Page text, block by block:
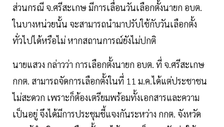
ส่วนกรณี จ.ศรีสะเกษ มีการเลื่อนวันเลือกตั้งนายก อบต.
ในบางหน่วยนั้น จะสามารถนำมาปรับใช้กับวันเลือกตั้ง
ทั่วไปได้หรือไม่ หากสถานการณ์ยังไม่ปกติ
นายแสวง กล่าวว่า การเลือกตั้งนายก อบต. ที่ จ.ศรีสะเกษ
กกต. สามารถจัดการเลือกตั้งในที่ 11 ม.ค.ได้แต่ประชาชน
ไม่สะดวก เพราะก็ต้องเตรียมพร้อมทั้งเอกสารและความ
เป็นอยู่ จึงได้มีการประชุมชี้แจงกันระหว่าง กกต. จังหวัด